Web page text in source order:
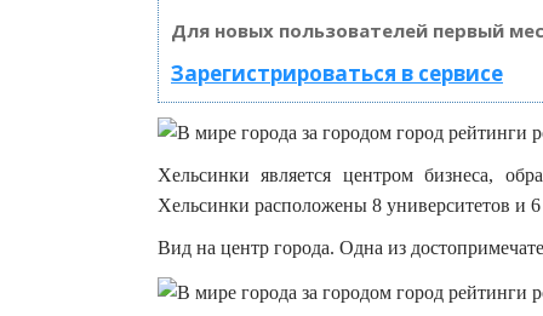
Для новых пользователей первый
Зарегистрироваться в сервисе
Хельсинки является центром бизнеса,
Хельсинки расположены 8 университетов и
Вид на центр города. Одна из